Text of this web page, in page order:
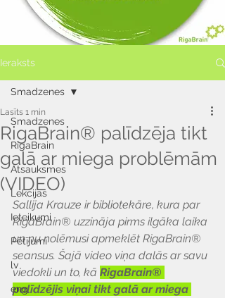
Ieraksts
Smadzenes
RigaBrain
Atsauksmes
Lekcijas
Ieteikumi
Pētījumi
lv
eng
Smadzenes
RigaBrain® palīdzēja tikt
galā ar miega problēmām
(VIDEO)
Lasīts 1 min
Sallija Krauze ir bibliotekāre, kura par
RigaBrain® uzzināja pirms ilgāka laika
un nu nolēmusi apmeklēt RigaBrain®
seansus. Šajā video viņa dalās ar savu
viedokli un to, kā RigaBrain®
palīdzējis viņai tikt galā ar miega